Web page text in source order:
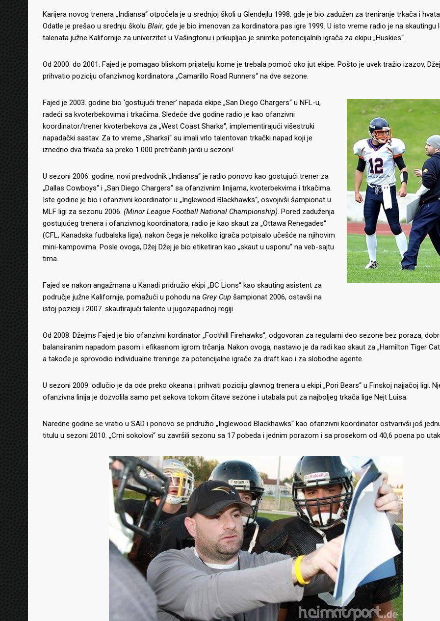
Karijera novog trenera „Indiansa“ otpočela je u srednjoj školi u Glendejlu 1998. gde je bio zadužen za treniranje trkača i
Odatle je prešao u srednju školu Blair, gde je bio imenovan za kordinatora pas igre 1999. U isto vreme radio je na skautingu
talenata južne Kalifornije za univerzitet u Vašingtonu i prikupljao je snimke potencijalnih igrača za ekipu „Huskies“.
Od 2000. do 2001. Fajed je pomagao bliskom prijatelju kome je trebala pomoć oko jut ekipe. Pošto je uvek tražio izazov,
prihvatio poziciju ofanzivnog kordinatora „Camarillo Road Runners“ na dve sezone.
Fajed je 2003. godine bio ‘gostujući trener’ napada ekipe „San Diego Chargers“ u NFL-u,
radeći sa kvoterbekovima i trkačima. Sledeće dve godine radio je kao ofanzivni
koordinator/trener kvoterbekova za „West Coast Sharks“, implementirajući višestruki
napadački sastav. Za to vreme „Sharksi“ su imali vrlo talentovan trkački napad koji je
iznedrio dva trkača sa preko 1.000 pretrčanih jardi u sezoni!
U sezoni 2006. godine, novi predvodnik „Indiansa“ je radio ponovo kao gostujući trener za
„Dallas Cowboys“ i „San Diego Chargers“ sa ofanzivnim linijama, kvoterbekvima i trkačima.
Iste godine je bio i ofanzivni koordinator u „Inglewood Blackhawks“, osvojivši šampionat u
MLF ligi za sezonu 2006. (Minor League Football National Championship). Pored zaduženja
gostujućeg trenera i ofanzivnog koordinatora, radio je kao skaut za „Ottawa Renegades“
(CFL, Kanadska fudbalska liga), nakon čega je nekoliko igrača potpisalo učešće na njihovim
mini-kampovima. Posle ovoga, Džej Džej je bio etiketiran kao „skaut u usponu“ na veb-sajtu
tima.
Fajed se nakon angažmana u Kanadi pridružio ekipi „BC Lions“ kao skauting asistent za
područje južne Kalifornije, pomažući u pohodu na Grey Cup šampionat 2006, ostavši na
istoj poziciji i 2007. skautirajući talente u jugozapadnoj regiji.
Od 2008. Džejms Fajed je bio ofanzivni kordinator „Foothill Firehawks“, odgovoran za regularni deo sezone bez poraza,
balansiranim napadom pasom i efikasnom igrom trčanja. Nakon ovoga, nastavio je da radi kao skaut za „Hamilton Tiger
a takođe je sprovodio individualne treninge za potencijalne igrače za draft kao i za slobodne agente.
U sezoni 2009. odlučio je da ode preko okeana i prihvati poziciju glavnog trenera u ekipi „Pori Bears“ u Finskoj najjačoj ligi.
ofanzivna linija je dozvolila samo pet sekova tokom čitave sezone i utabala put za najboljeg trkača lige Nejt Luisa.
Naredne godine se vratio u SAD i ponovo se pridružio „Inglewood Blackhawks“ kao ofanzivni koordinator ostvarivši još
titulu u sezoni 2010. „Crni sokolovi“ su završili sezonu sa 17 pobeda i jednim porazom i sa prosekom od 40,6 poena po